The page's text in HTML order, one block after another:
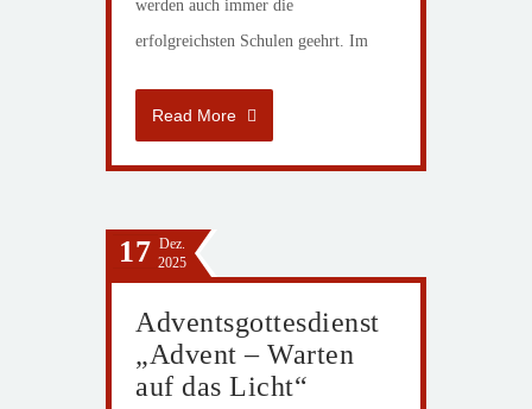
werden auch immer die
erfolgreichsten Schulen geehrt. Im
Read More
17 Dez.
2025
Adventsgottesdienst
„Advent – Warten
auf das Licht“